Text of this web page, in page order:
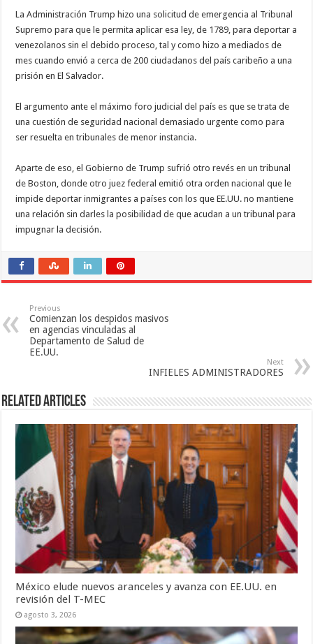
La Administración Trump hizo una solicitud de emergencia al Tribunal
Supremo para que le permita aplicar esa ley, de 1789, para deportar a
venezolanos sin el debido proceso, tal y como hizo a mediados de
mes cuando envió a cerca de 200 ciudadanos del país caribeño a una
prisión en El Salvador.
El argumento ante el máximo foro judicial del país es que se trata de
una cuestión de seguridad nacional demasiado urgente como para
ser resuelta en tribunales de menor instancia.
Aparte de eso, el Gobierno de Trump sufrió otro revés en un tribunal
de Boston, donde otro juez federal emitió otra orden nacional que le
impide deportar inmigrantes a países con los que EE.UU. no mantiene
una relación sin darles la posibilidad de que acudan a un tribunal para
impugnar la decisión.
Previous
Comienzan los despidos masivos
en agencias vinculadas al
Departamento de Salud de
EE.UU.
Next
INFIELES ADMINISTRADORES
Related Articles
México elude nuevos aranceles y avanza con EE.UU. en
revisión del T-MEC
agosto 3, 2026